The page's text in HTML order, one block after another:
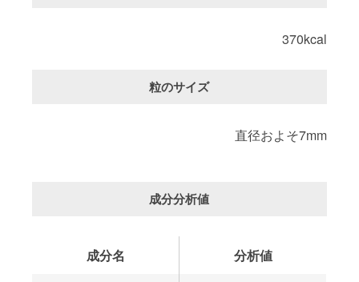
370kcal
粒のサイズ
直径およそ7mm
成分分析値
成分名 分析値